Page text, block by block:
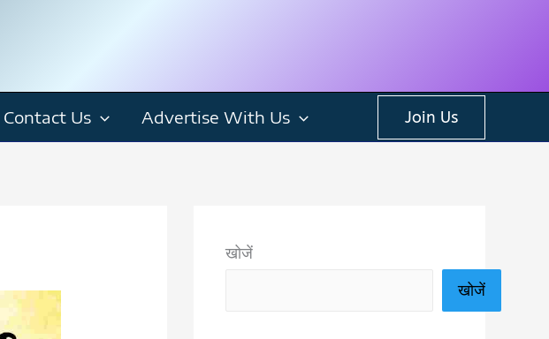
Contact Us Advertise With Us Join Us
खोजें
खोजें